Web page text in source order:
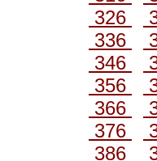
326
336
346
356
366
376
386